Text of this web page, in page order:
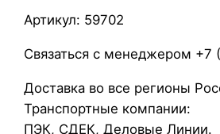
л
ь
e
x
Артикул: 59702
Связаться с менеджером +7
Доставка во все регионы
Транспортные компании:
ПЭК, СДЕК, Деловые Линии.